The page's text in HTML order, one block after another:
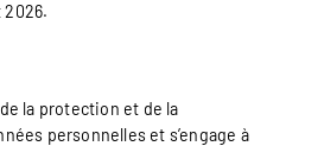
la protection et de la
personnelles et s’engage à